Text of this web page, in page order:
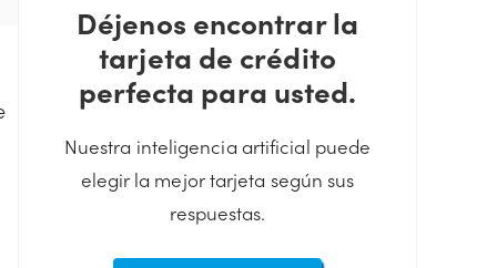
Déjenos encontrar la
tarjeta de crédito
perfecta para usted.
Nuestra inteligencia artificial puede
elegir la mejor tarjeta según sus
respuestas.